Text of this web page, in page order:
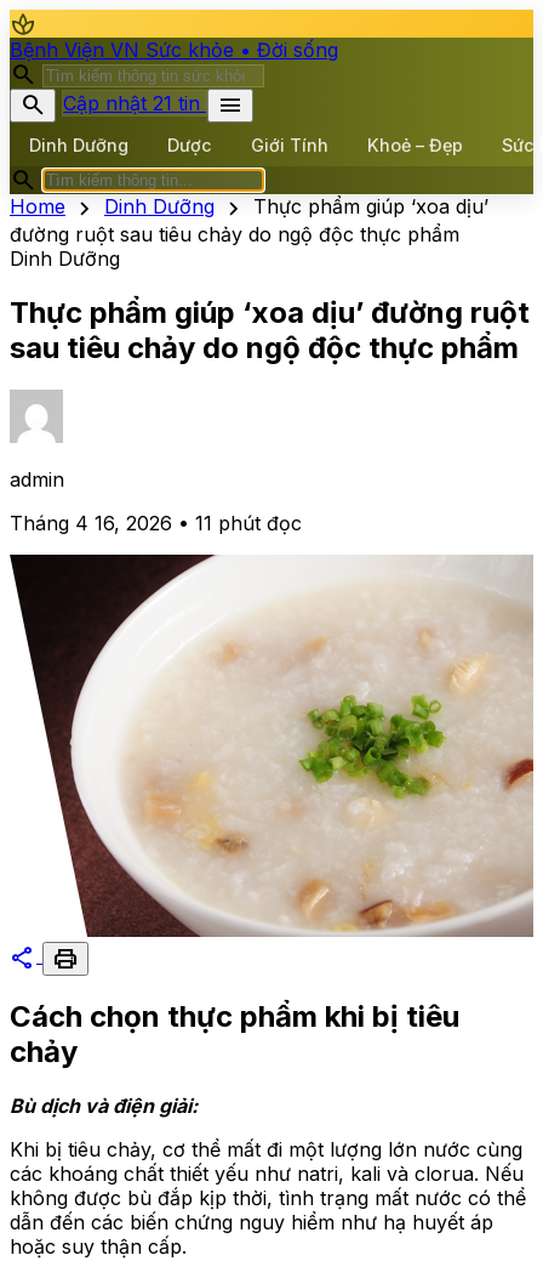
spa
Bệnh Viện VN Sức khỏe • Đời sống
search
search
Cập nhật 21 tin menu
Dinh Dưỡng Dược Giới Tính Khoẻ – Đẹp Sức
search
Home chevron_right Dinh Dưỡng chevron_right
Thực phẩm giúp ‘xoa dịu’
đường ruột sau tiêu chảy do ngộ độc thực phẩm
Dinh Dưỡng
Thực phẩm giúp ‘xoa dịu’ đường ruột
sau tiêu chảy do ngộ độc thực phẩm
admin
Tháng 4 16, 2026 • 11 phút đọc
share print
Cách chọn thực phẩm khi bị tiêu
chảy
Bù dịch và điện giải:
Khi bị tiêu chảy, cơ thể mất đi một lượng lớn nước cùng
các khoáng chất thiết yếu như natri, kali và clorua. Nếu
không được bù đắp kịp thời, tình trạng mất nước có thể
dẫn đến các biến chứng nguy hiểm như hạ huyết áp
hoặc suy thận cấp.